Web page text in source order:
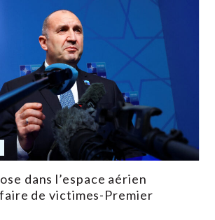
dans l’espace aérien
de victimes-Premier